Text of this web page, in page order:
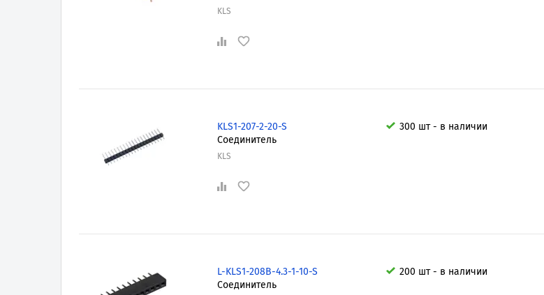
KLS
KLS1-207-2-20-S
Соединитель
KLS
300 шт - в наличии
L-KLS1-208B-4.3-1-10-S
Соединитель
200 шт - в наличии